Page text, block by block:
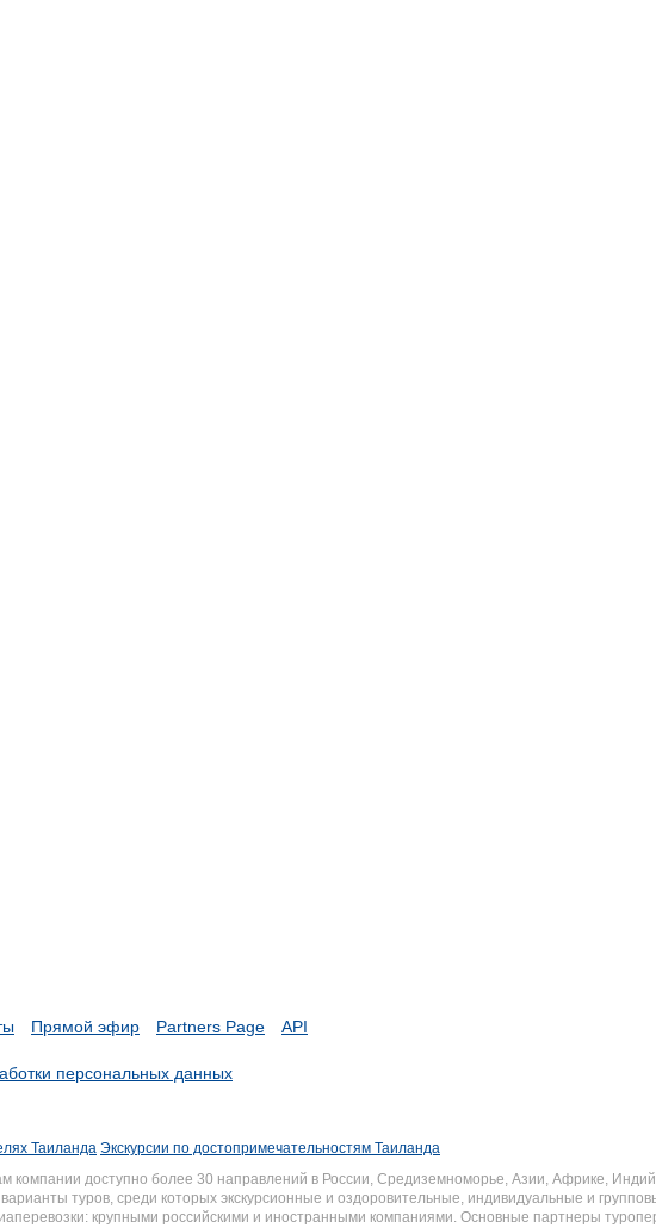
Прямой эфир Partners Page API
персональных данных
Таиланда Экскурсии по достопримечательностям Таиланда
компании доступно более 30 направлений в России, Средиземноморье, Азии, Африке,
туров, среди которых экскурсионные и оздоровительные, индивидуальные и
крупными российскими и иностранными компаниями. Основные партнеры